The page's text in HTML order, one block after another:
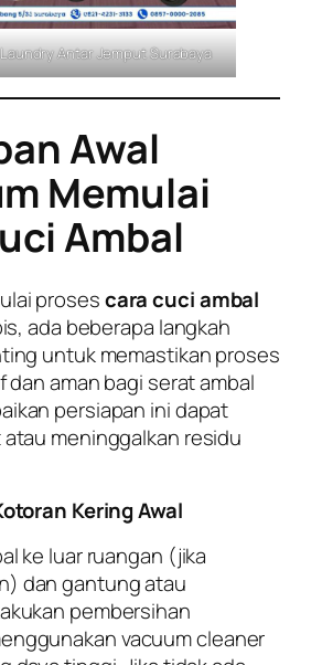
Antar Jemput Surabaya
Awal
Memulai
Ambal
prosescara cuci ambal
ada beberapa langkah
untuk memastikan proses
dan aman bagi serat ambal
persiapan ini dapat
meninggalkan residu
Kering Awal
ke luar ruangan (jika
dan gantung atau
pembersihan
vacuum cleaner